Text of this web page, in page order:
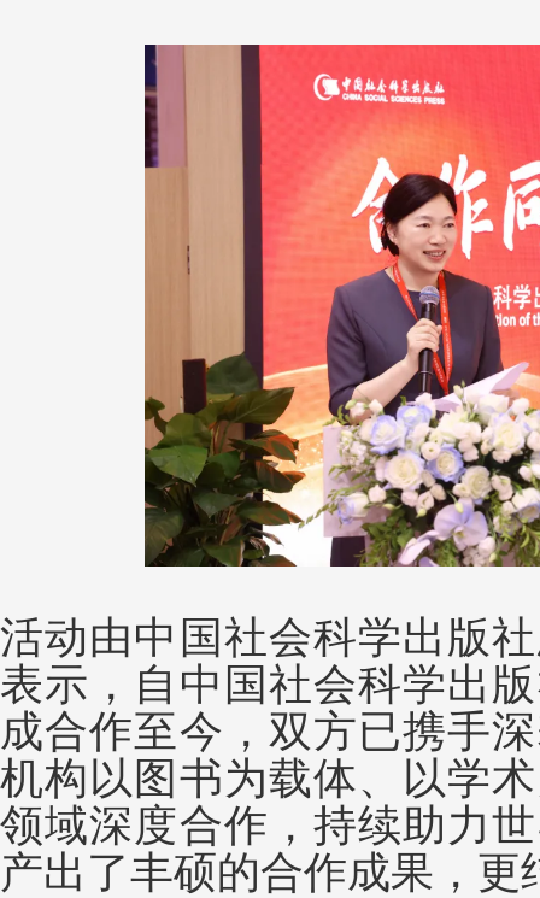
活动由中国社会科学出版
表示，自中国社会科学出
成合作至今，双方已携手
机构以图书为载体、以学
领域深度合作，持续助力
产出了丰硕的合作成果，